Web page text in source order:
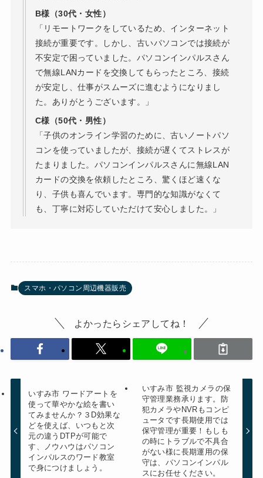
B様（30代・女性）
「リモートワークをしているため、インターネット
接続が重要です。しかし、古いパソコンでは接続が
不安定で困っていました。パソコンインパルスさん
で無線LANカードを交換してもらったところ、接続
が安定し、仕事がスムーズに進むようになりまし
た。ありがとうございます。」
C様（50代・男性）
「子供のオンライン学習のために、古いノートパソ
コンを使っていましたが、接続が遅くてストレスが
たまりました。パソコンインパルスさんに無線LAN
カードの交換を依頼したところ、驚くほど速くな
り、子供も喜んでいます。専門的な知識がなくて
も、丁寧に対応していただけて安心しました。」
スマホ・パソコン周辺機器販売
よかったらシェアしてね！
いすみ市 ワードアートを
使って華やかな絵を書い
てみませんか？３D効果な
どを使えば、いつもと次
元の違うDTPが可能で
す、ノウハウはパソコン
インパルスのワード教室
で身につけましょう。
いすみ市 監視カメラの保
守管理業務承ります。防
犯カメラやNVRもコンピ
ュータです長期使用では
保守管理が重要！もしも
の時にトラブルで不具合
がない様に長期運用の保
守は、パソコンインパル
スにお任せください。